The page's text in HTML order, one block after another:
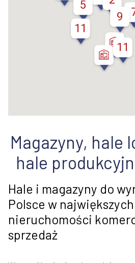
11
9
11
5
Magazyny, hale
hale
Hale i magazyny do
Polsce w
nieruchomości
sprzedaż